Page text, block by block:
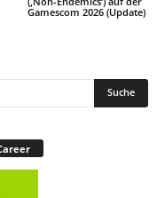
Gamescom 2026 (Update)